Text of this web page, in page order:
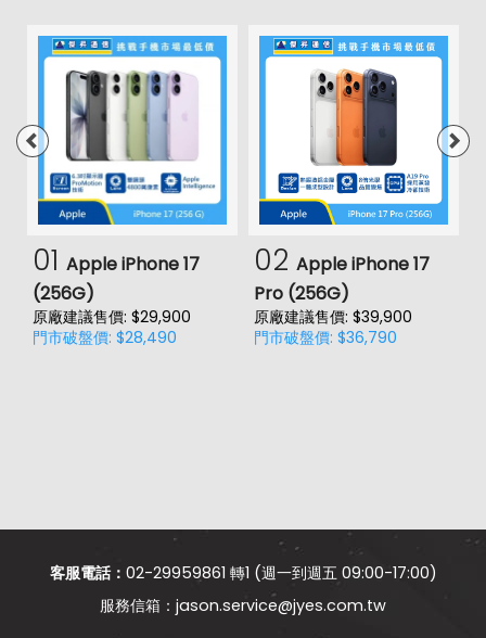
01 Apple iPhone 17
(256G)
原廠建議售價: $29,900
門市破盤價: $28,490
02 Apple iPhone 17
Pro (256G)
原廠建議售價: $39,900
門市破盤價: $36,790
客服電話： 02-29959861 轉1 (週一到週五 09:00-17:00)
jason.service@jyes.com.tw